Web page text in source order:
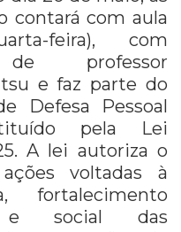
contará com aula
feira), com
de professor
e faz parte do
Defesa Pessoal
pela Lei
A lei autoriza o
voltadas à
fortalecimento
e social das